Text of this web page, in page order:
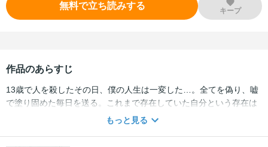
無料で立ち読みする キープ
作品のあらすじ
13歳で人を殺したその日、僕の人生は一変した…。全てを偽り、嘘
で塗り固めた毎日を送る。これまで存在していた自分という存在は
消え、「少年A」という名前だけが一人歩きする。でも僕は必ず君
もっと見る